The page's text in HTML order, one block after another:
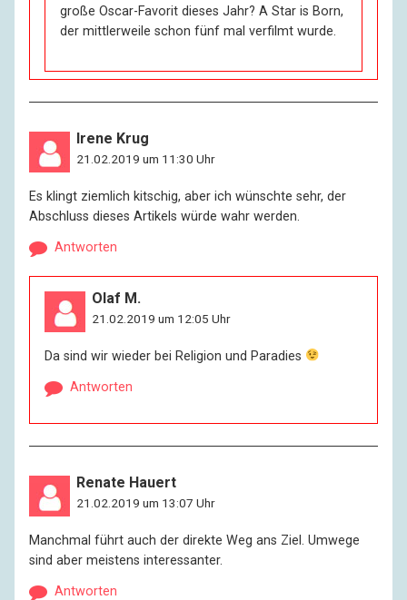
große Oscar-Favorit dieses Jahr? A Star is Born,
der mittlerweile schon fünf mal verfilmt wurde.
Irene Krug
21.02.2019 um 11:30 Uhr
Es klingt ziemlich kitschig, aber ich wünschte sehr, der
Abschluss dieses Artikels würde wahr werden.
Antworten
Olaf M.
21.02.2019 um 12:05 Uhr
Da sind wir wieder bei Religion und Paradies
Antworten
Renate Hauert
21.02.2019 um 13:07 Uhr
Manchmal führt auch der direkte Weg ans Ziel. Umwege
sind aber meistens interessanter.
Antworten